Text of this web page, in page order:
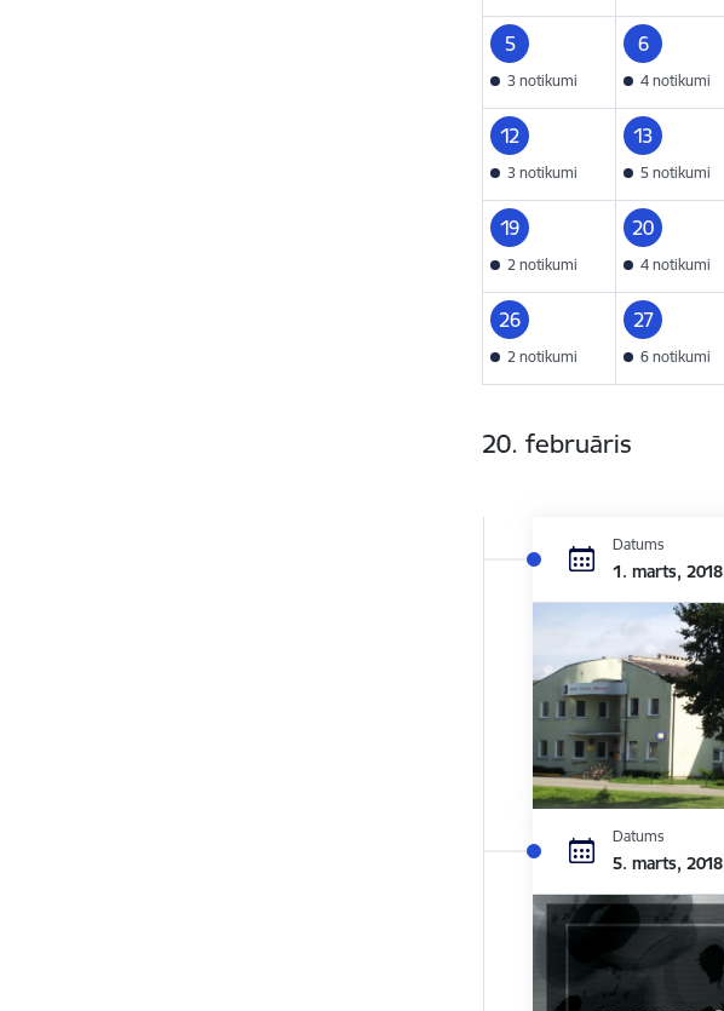
5
3 notikumi
6
4 notikumi
12
3 notikumi
13
5 notikumi
19
2 notikumi
20
4 notikumi
26
2 notikumi
27
6 notikumi
20. februāris
Datums
1. marts, 2018
Datums
5. marts, 2018